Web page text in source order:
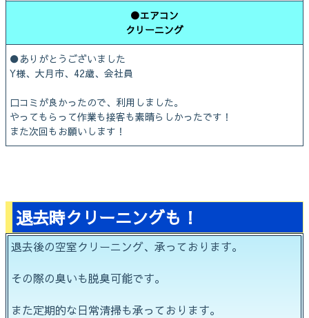
●エアコン
クリーニング
●ありがとうございました
Y様、大月市、42歳、会社員
口コミが良かったので、利用しました。
やってもらって作業も接客も素晴らしかったです！
また次回もお願いします！
退去時クリーニングも！
退去後の空室クリーニング、承っております。
その際の臭いも脱臭可能です。
また定期的な日常清掃も承っております。